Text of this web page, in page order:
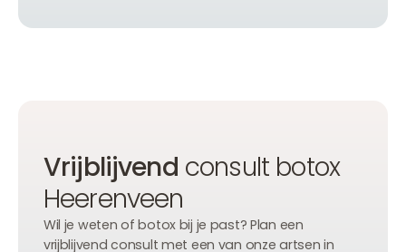
Vrijblijvend consult botox
Heerenveen
Wil je weten of botox bij je past? Plan een
vrijblijvend consult met een van onze artsen in